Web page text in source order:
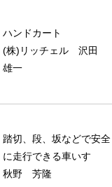
ハンドカート
(株)リッチェル 沢田
雄一
踏切、段、坂などで安全
に走行できる車いす
秋野 芳隆